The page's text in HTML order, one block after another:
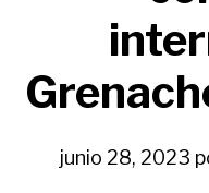
junio 28, 2023